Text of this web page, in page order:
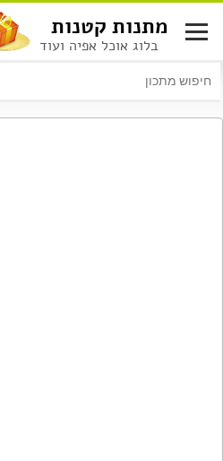
לתוכן
מתנות קטנות
בלוג אוכל אפיה ועוד